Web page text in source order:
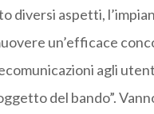
diversi aspetti,
un’efficace
agli
del bando”.